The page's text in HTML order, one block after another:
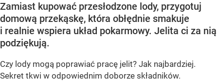
Zamiast kupować przesłodzone lody, przygotuj
domową przekąskę, która obłędnie smakuje
i realnie wspiera układ pokarmowy. Jelita ci za nią
podziękują.
Czy lody mogą poprawiać pracę jelit? Jak najbardziej.
Sekret tkwi w odpowiednim doborze składników.